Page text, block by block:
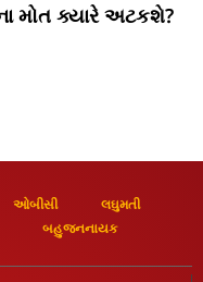
મોત ક્યારે અટકશે?
ઓબીસી
લઘુમતી
બહુજનનાયક